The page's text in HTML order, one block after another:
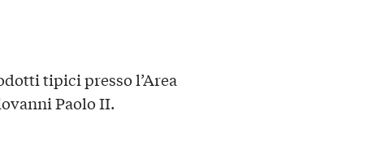
tipici presso l’Area
Paolo II.